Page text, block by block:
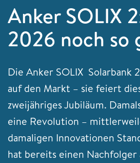
Anker SOLIX
2026 noch so
Die Anker SOLIX Solarbank
auf den Markt – sie feiert
zweijähriges Jubiläum.
eine Revolution –
damaligen Innovationen
hat bereits einen